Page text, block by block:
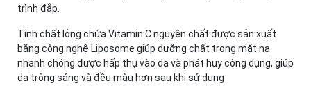
trình đắp.
Tinh chất lỏng chứa Vitamin C nguyên chất được sản xuất
bằng công nghệ Liposome giúp dưỡng chất trong mặt nạ
nhanh chóng được hấp thụ vào da và phát huy công dụng, giúp
da trông sáng và đều màu hơn sau khi sử dụng